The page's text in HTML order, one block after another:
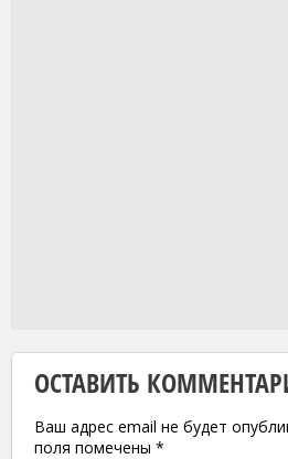
ОСТАВИТЬ
Ваш адрес email не будет
поля помечены *